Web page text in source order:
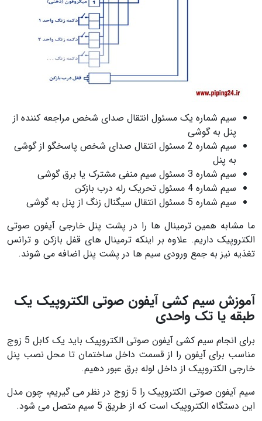
سیم شماره یک مسئول انتقال صدای شخص مراجعه کننده از
پنل به گوشی
سیم شماره 2 مسئول انتقال صدای شخص پاسخگو از گوشی
به پنل
سیم شماره 3 مسئول سیم منفی مشترک یا برق گوشی
سیم شماره 4 مسئول تحریک رله درب بازکن
سیم شماره 5 مسئول انتقال سیگنال زنگ از پنل به گوشی
ما مشابه همین ترمینال ها را در پشت پنل خارجی آیفون صوتی
الکتروپیک داریم. علاوه بر اینکه ترمینال های قفل بازکن و ترانس
تغذیه نیز به جمع ورودی سیم ها در پشت پنل اضافه می شوند.
آموزش سیم کشی آیفون صوتی الکتروپیک یک
طبقه یا تک واحدی
برای انجام سیم کشی آیفون صوتی الکتروپیک باید یک کابل 5 زوج
مناسب برای آیفون را از قسمت داخل ساختمان تا محل نصب پنل
خارجی الکتروپیک از داخل لوله برق عبور دهیم.
سیم آیفون صوتی الکتروپیک را 5 زوج در نظر می گیریم، چون مدل
این دستگاه الکتروپیک است که از طریق 5 سیم متصل می شود.